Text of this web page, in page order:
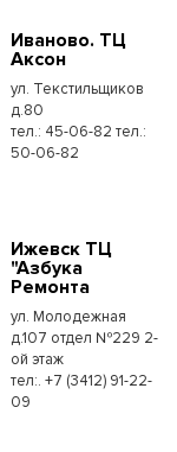
Иваново. ТЦ
Аксон
ул. Текстильщиков
д.80
тел.: 45-06-82 тел.:
50-06-82
Ижевск ТЦ
"Азбука
Ремонта
ул. Молодежная
д.107 отдел №229 2-
ой этаж
тел:. +7 (3412) 91-22-
09